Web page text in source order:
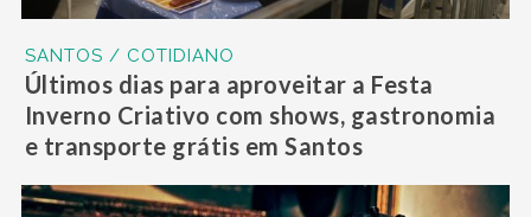
SANTOS / COTIDIANO
Últimos dias para aproveitar a Festa
Inverno Criativo com shows, gastronomia
e transporte grátis em Santos